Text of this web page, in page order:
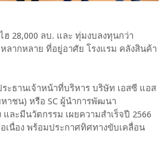
ฮ 28,000 ลบ. และ ทุ่มงบลงทุนกว่า
ลากหลาย ที่อยู่อาศัย โรงแรม คลังสินค้า
ะธานเจ้าหน้าที่บริหาร บริษัท เอสซี แอส
าชน) หรือ SC ผู้นำการพัฒนา
ละมีนวัตกรรม เผยความสำเร็จปี 2566
เนื่อง พร้อมประกาศทิศทางขับเคลื่อน